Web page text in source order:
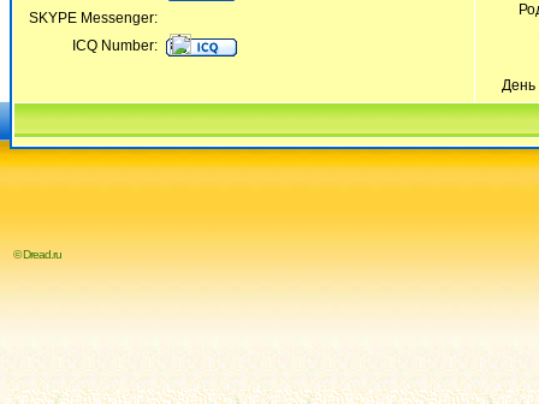
День
SKYPE Messenger:
ICQ Number:
© Dread.ru